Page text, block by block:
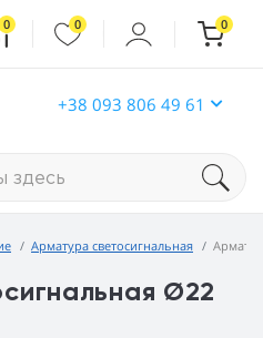
+38 093 806 49 61
0 0 0
Арматура светосигнальная
Ø22